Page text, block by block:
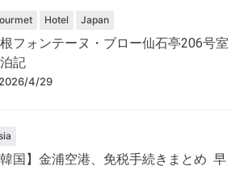
Hotel Japan
フォンテーヌ・ブロー仙石亭206号室
記
2026/4/29
韓国】金浦空港、免税手続きまとめ 早